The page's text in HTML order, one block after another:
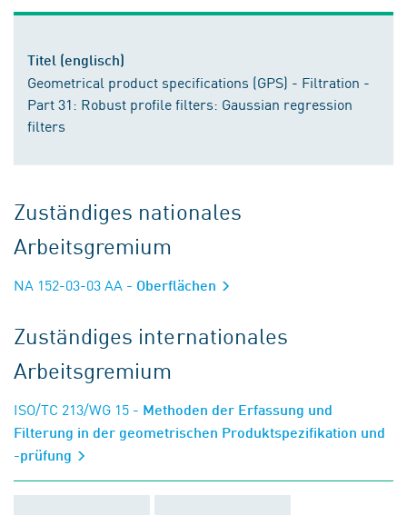
Titel (englisch)
Geometrical product specifications (GPS) - Filtration -
Part 31: Robust profile filters: Gaussian regression
filters
Zuständiges nationales
Arbeitsgremium
NA 152-03-03 AA - Oberflächen
Zuständiges internationales
Arbeitsgremium
ISO/TC 213/WG 15 - Methoden der Erfassung und
Filterung in der geometrischen Produktspezifikation und
-prüfung